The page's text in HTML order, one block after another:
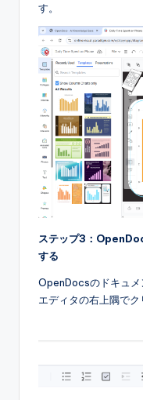
す。
ステップ3：
する
OpenDocsのドキュメ
エディタの右上隅でク